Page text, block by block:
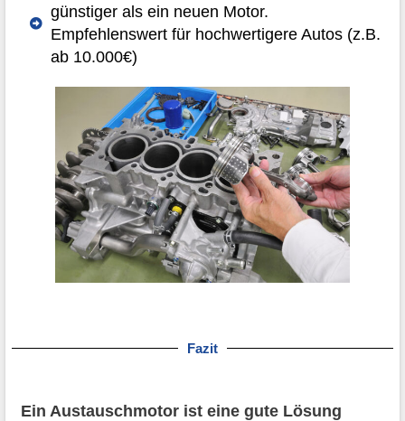
günstiger als ein neuen Motor.
Empfehlenswert für hochwertigere Autos (z.B.
ab 10.000€)
Fazit
Ein Austauschmotor ist eine gute Lösung